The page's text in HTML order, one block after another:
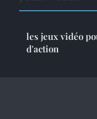
les jeux vidéo
d'action